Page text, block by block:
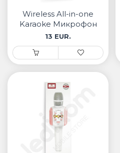
Wireless All-in-one
Karaoke Микрофон
13 EUR.
• Xiaomi
РЕМЕНИ ЗА ЧАСОВНИК
• Apple watch
• Galaxy watch
PLAYSTATION